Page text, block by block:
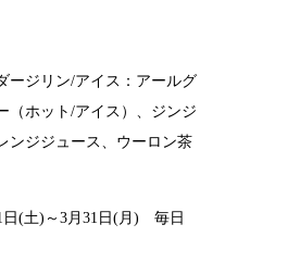
ージリン/アイス：アールグ
（ホット/アイス）、ジンジ
ンジジュース、ウーロン茶
日(土)～3月31日(月) 毎日